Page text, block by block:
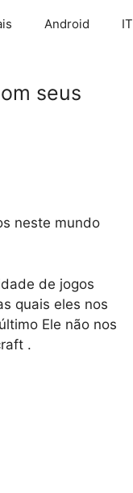
Android IT
seus
neste mundo
de jogos
quais eles nos
Ele não nos
.